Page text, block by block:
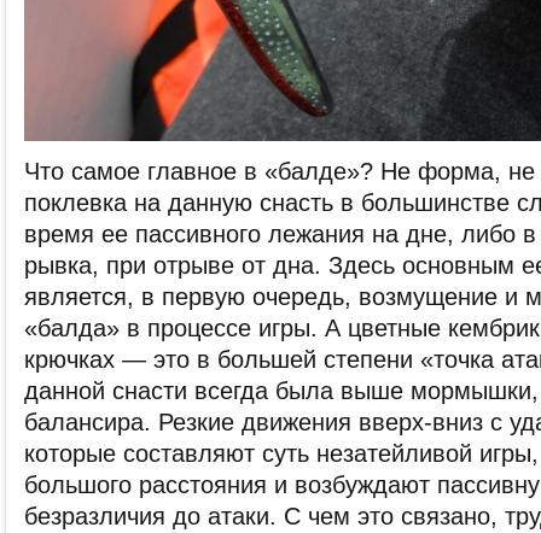
Что самое главное в «балде»? Не форма,
поклевка на данную снасть в большинстве
время ее пассивного лежания на дне, либо
рывка, при отрыве от дна. Здесь основным
является, в первую очередь, возмущение и
«балда» в процессе игры. А цветные
крючках — это в большей степени «точка
данной снасти всегда была выше
балансира. Резкие движения вверх-вниз с
которые составляют суть незатейливой
большого расстояния и возбуждают
безразличия до атаки. С чем это связано,